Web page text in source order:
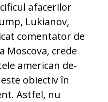
afacerilor
Lukianov,
co­mentator de
Moscova, crede
american de­
obiectiv în
Astfel, nu